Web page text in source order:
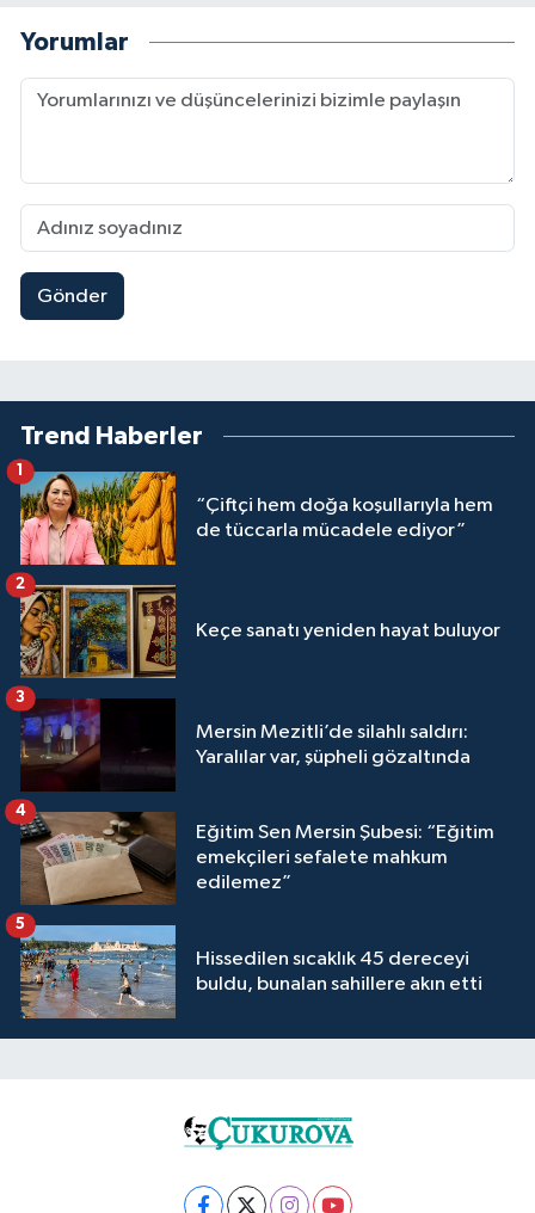
Yorumlar
Gönder
Trend Haberler
“Çiftçi hem doğa koşullarıyla hem
de tüccarla mücadele ediyor”
1
Keçe sanatı yeniden hayat buluyor
2
Mersin Mezitli’de silahlı saldırı:
Yaralılar var, şüpheli gözaltında
3
Eğitim Sen Mersin Şubesi: “Eğitim
emekçileri sefalete mahkum
edilemez”
4
Hissedilen sıcaklık 45 dereceyi
buldu, bunalan sahillere akın etti
5